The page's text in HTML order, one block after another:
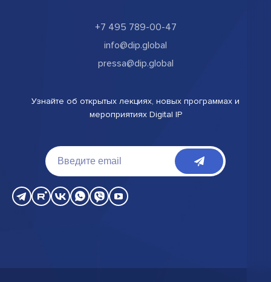
+7 495 789-00-47
info@dip.global
pressa@dip.global
Узнайте об открытых лекциях, новых программах и
мероприятиях Digital IP